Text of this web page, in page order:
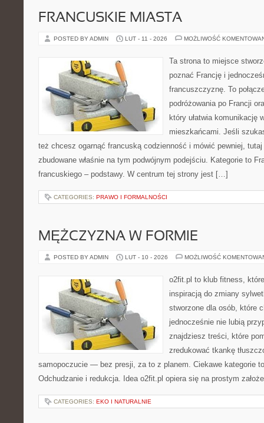
FRANCUSKIE MIASTA
POSTED BY ADMIN LUT - 11 - 2026 MOŻLIWOŚĆ
Ta strona to miejsce
poznać Francję i
francuszczyznę. To
podróżowania po Francji
który ułatwia komunikację
mieszkańcami. Jeśli
też chcesz ogarnąć francuską codzienność i mówić pewniej, tutaj
zbudowane właśnie na tym podwójnym podejściu. Kategorie to
francuskiego – podstawy. W centrum tej strony jest […]
CATEGORIES: PRAWO I FORMALNOŚCI
MĘŻCZYZNA W FORMIE
POSTED BY ADMIN LUT - 10 - 2026 MOŻLIWOŚĆ
o2fit.pl to klub fitness,
inspiracją do zmiany
stworzone dla osób, które
jednocześnie nie lubią
znajdziesz treści, które
zredukować tkankę
samopoczucie — bez presji, za to z planem. Ciekawe kategorie
Odchudzanie i redukcja. Idea o2fit.pl opiera się na prostym
CATEGORIES: EKO I NATURALNIE